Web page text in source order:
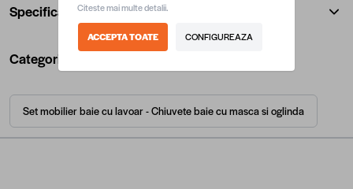
Specificatii
Categorii utile
Set mobilier baie cu lavoar - Chiuvete baie cu masca si oglinda
Citeste mai multe detalii.
ACCEPTA TOATE CONFIGUREAZA